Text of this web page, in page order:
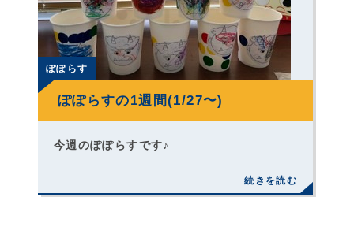
ぽぽらす
ぽぽらすの1週間(1/27〜)
今週のぽぽらすです♪